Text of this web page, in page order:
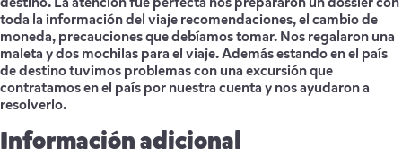
destino. La atención fue perfecta nos prepararon un dossier con
toda la información del viaje recomendaciones, el cambio de
moneda, precauciones que debíamos tomar. Nos regalaron una
maleta y dos mochilas para el viaje. Además estando en el país
de destino tuvimos problemas con una excursión que
contratamos en el país por nuestra cuenta y nos ayudaron a
resolverlo.
Información adicional